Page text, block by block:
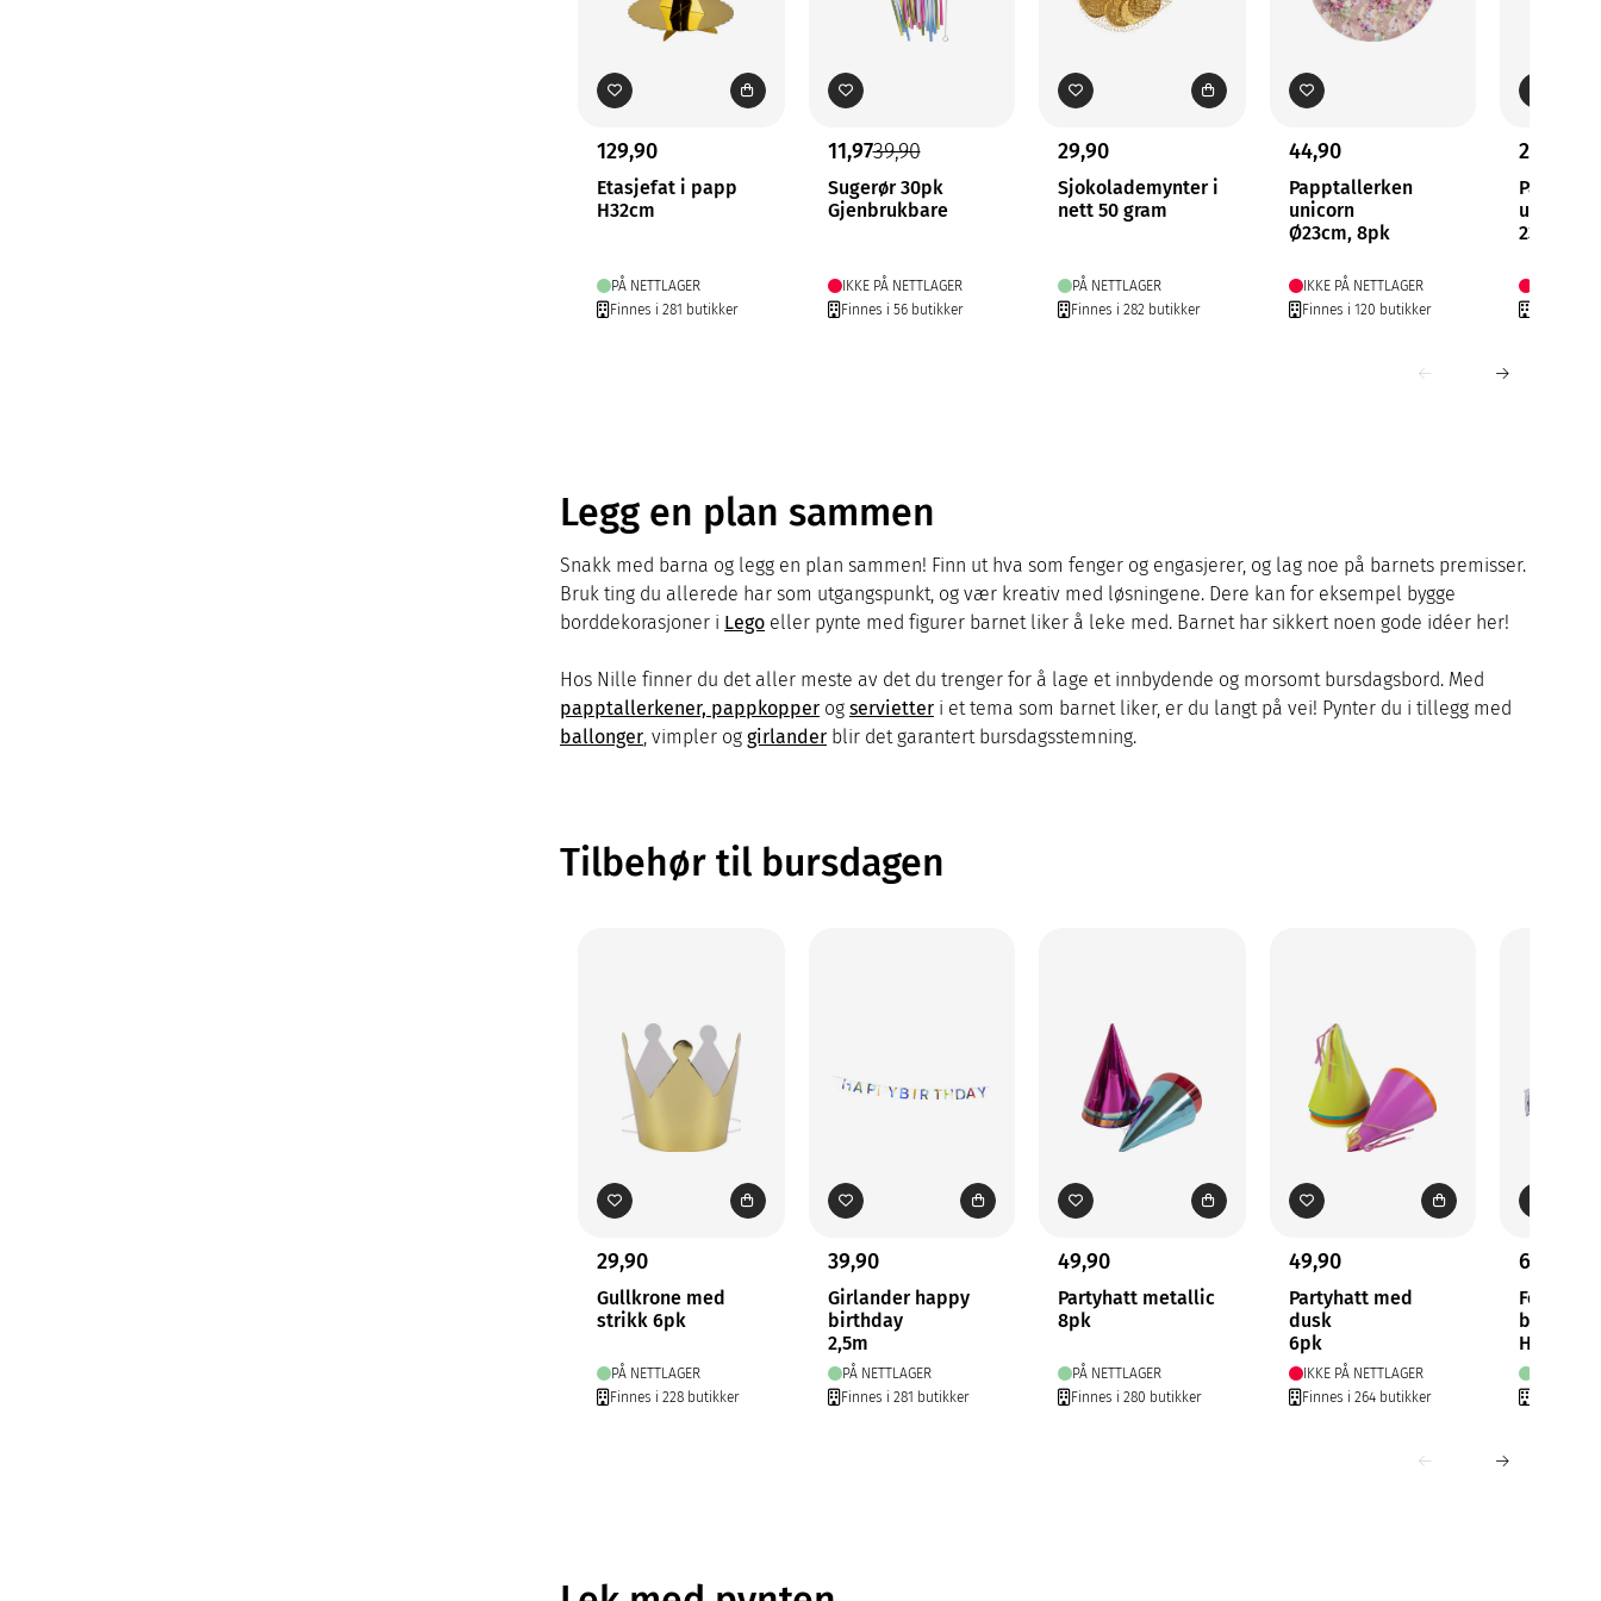
129,90
Etasjefat i papp
H32cm
PÅ NETTLAGER
Finnes i 281 butikker
11,9739,90
Sugerør 30pk
Gjenbrukbare
IKKE PÅ NETTLAGER
Finnes i 56 butikker
29,90
Sjokolademynter i
nett 50 gram
PÅ NETTLAGER
Finnes i 282 butikker
44,90
Papptallerken
unicorn
Ø23cm, 8pk
IKKE PÅ NETTLAGER
Finnes i 120 butikker
29,90
unicorn
230ml,
Legg en plan sammen
Snakk med barna og legg en plan sammen! Finn ut hva som fenger og engasjerer, og lag noe på barnets premisser.
Bruk ting du allerede har som utgangspunkt, og vær kreativ med løsningene. Dere kan for eksempel bygge
borddekorasjoner i Lego eller pynte med figurer barnet liker å leke med. Barnet har sikkert noen gode idéer her!
Hos Nille finner du det aller meste av det du trenger for å lage et innbydende og morsomt bursdagsbord. Med
papptallerkener, pappkopper og servietter i et tema som barnet liker, er du langt på vei! Pynter du i tillegg med
ballonger, vimpler og girlander blir det garantert bursdagsstemning.
Tilbehør til bursdagen
29,90
Gullkrone med
strikk 6pk
PÅ NETTLAGER
Finnes i 228 butikker
39,90
Girlander happy
birthday
2,5m
PÅ NETTLAGER
Finnes i 281 butikker
49,90
Partyhatt metallic
8pk
PÅ NETTLAGER
Finnes i 280 butikker
49,90
Partyhatt med
dusk
6pk
IKKE PÅ NETTLAGER
Finnes i 264 butikker
69,90
birthday
H30cm